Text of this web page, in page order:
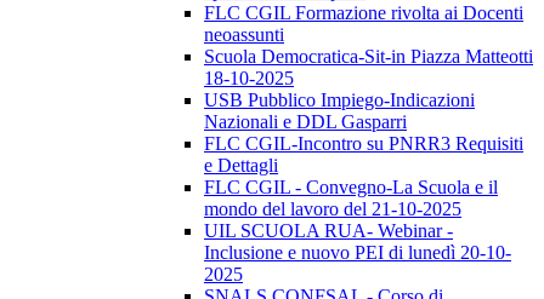
FLC CGIL Formazione rivolta ai Docenti
neoassunti
Scuola Democratica-Sit-in Piazza Matteotti
18-10-2025
USB Pubblico Impiego-Indicazioni
Nazionali e DDL Gasparri
FLC CGIL-Incontro su PNRR3 Requisiti
e Dettagli
FLC CGIL - Convegno-La Scuola e il
mondo del lavoro del 21-10-2025
UIL SCUOLA RUA- Webinar -
Inclusione e nuovo PEI di lunedì 20-10-
2025